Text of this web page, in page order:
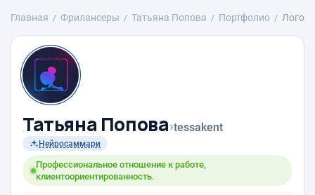
Главная Фрилансеры Татьяна Попова Портфолио Лого
Татьяна Попова›tessakent
Нейросаммари
Профессиональное отношение к работе,
клиентоориентированность.